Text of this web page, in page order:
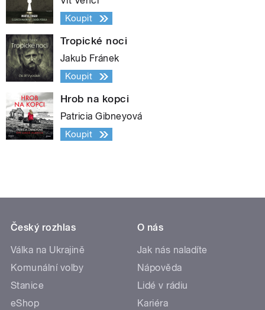
Koupit
Tropické noci
Jakub Fránek
Koupit
Hrob na kopci
Patricia Gibneyová
Koupit
Český rozhlas
Válka na Ukrajině
Komunální volby
Stanice
eShop
O nás
Jak nás naladíte
Nápověda
Lidé v rádiu
Kariéra